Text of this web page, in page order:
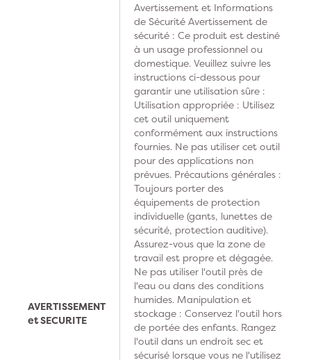
AVERTISSEMENT
et SECURITE
Avertissement et Informations
de Sécurité Avertissement de
sécurité : Ce produit est destiné
à un usage professionnel ou
domestique. Veuillez suivre les
instructions ci-dessous pour
garantir une utilisation sûre :
Utilisation appropriée : Utilisez
cet outil uniquement
conformément aux instructions
fournies. Ne pas utiliser cet outil
pour des applications non
prévues. Précautions générales :
Toujours porter des
équipements de protection
individuelle (gants, lunettes de
sécurité, protection auditive).
Assurez-vous que la zone de
travail est propre et dégagée.
Ne pas utiliser l'outil près de
l'eau ou dans des conditions
humides. Manipulation et
stockage : Conservez l'outil hors
de portée des enfants. Rangez
l'outil dans un endroit sec et
sécurisé lorsque vous ne l'utilisez